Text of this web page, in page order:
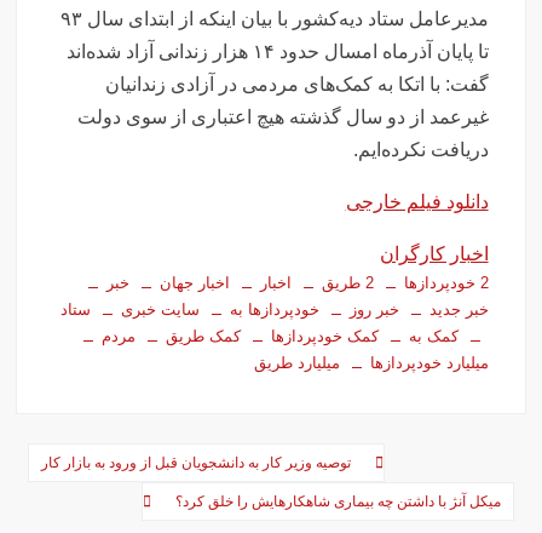
تصاویر تصادف زنجیره‌ای ۱۲ خودرو در تهران
سفر فوری وزیر خارجه پاکستان درباره توافق ایران
اولین جلسه امنیتی ایران و امارات پس از جنگ؟!
جاسوسی اسرائیل از مقامات آمریکا در خصوص ایران
سفره عقدی که با پهپاد در میدان انقلاب برپا شد
آیت‌الله دژکام: قرآن و عترت کلید هویت و حل مشکلات فرهنگی
جامعه‌اند
وزش باد و غبار رقیق، پدیده غالب هوای کرمانشاه است
توییت خبرساز مشاور قالیباف درباره سفر نتانیاهو
گزارش خبرگزاری مهر از اعتراضات امروز در مشهد
مدیرعامل‌‎ ستاد دیه‌کشور با بیان اینکه از ابتدای سال ۹۳
تا پایان آذرماه امسال حدود ۱۴ هزار زندانی آزاد شده‌اند
گفت: با اتکا به کمک‌های‌ مردمی در آزادی‌ زندانیان
غیرعمد از دو سال گذشته هیچ اعتباری از سوی دولت
دریافت‌ نکرده‌ایم.
دانلود فیلم خارجی
اخبار کارگران
2 خودپردازها 2 طریق اخبار اخبار جهان
خبر
خبر جدید
خبر روز خودپردازها به سایت خبری
ستاد
کمک به
کمک خودپردازها کمک طریق
مردم
میلیارد خودپردازها
میلیارد طریق
نوشته‌ها
توصیه وزیر کار به دانشجویان قبل از ورود به بازار کار
میکل آنژ با داشتن چه بیماری شاهکارهایش را خلق کرد؟